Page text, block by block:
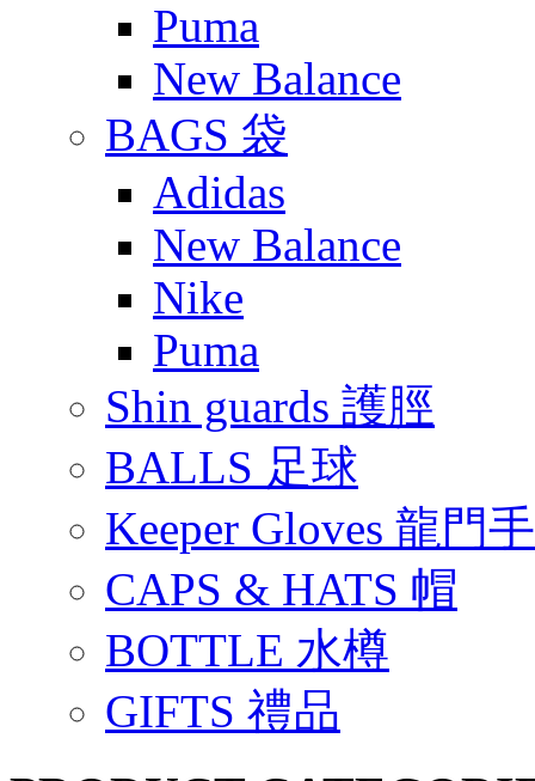
Puma
New Balance
BAGS 袋
Adidas
New Balance
Nike
Puma
Shin guards 護脛
BALLS 足球
Keeper Gloves 龍門
CAPS & HATS 帽
BOTTLE 水樽
GIFTS 禮品